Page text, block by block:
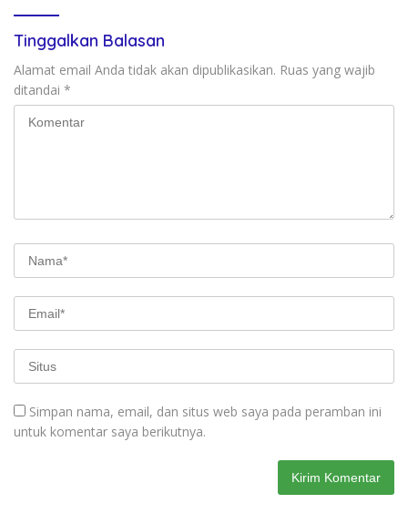
Tinggalkan Balasan
Alamat email Anda tidak akan dipublikasikan. Ruas yang wajib
ditandai *
Simpan nama, email, dan situs web saya pada peramban ini
untuk komentar saya berikutnya.